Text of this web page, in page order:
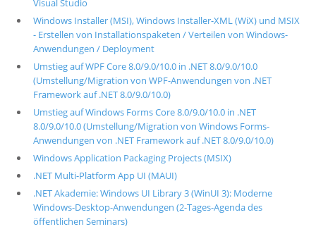
Visual Studio
Windows Installer (MSI), Windows Installer-XML (WiX) und MSIX
- Erstellen von Installationspaketen / Verteilen von Windows-
Anwendungen / Deployment
Umstieg auf WPF Core 8.0/9.0/10.0 in .NET 8.0/9.0/10.0
(Umstellung/Migration von WPF-Anwendungen von .NET
Framework auf .NET 8.0/9.0/10.0)
Umstieg auf Windows Forms Core 8.0/9.0/10.0 in .NET
8.0/9.0/10.0 (Umstellung/Migration von Windows Forms-
Anwendungen von .NET Framework auf .NET 8.0/9.0/10.0)
Windows Application Packaging Projects (MSIX)
.NET Multi-Platform App UI (MAUI)
.NET Akademie: Windows UI Library 3 (WinUI 3): Moderne
Windows-Desktop-Anwendungen (2-Tages-Agenda des
öffentlichen Seminars)